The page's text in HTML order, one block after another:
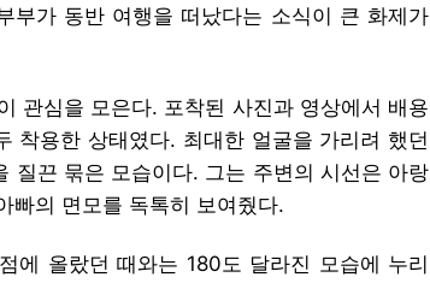
부가 동반 여행을 떠났다는 소식이 큰 화제가
관심을 모은다. 포착된 사진과 영상에서 배용
착용한 상태였다. 최대한 얼굴을 가리려 했던
질끈 묶은 모습이다. 그는 주변의 시선은 아랑
빠의 면모를 독톡히 보여줬다.
에 올랐던 때와는 180도 달라진 모습에 누리